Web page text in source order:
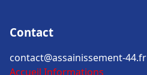
Contact
contact@assainissement-44.fr
Accueil Informations